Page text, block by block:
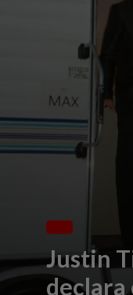
Justin
declara